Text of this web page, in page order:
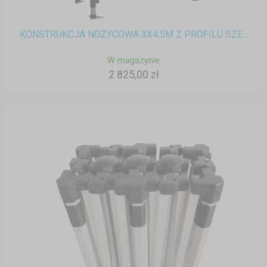
KONSTRUKCJA NOŻYCOWA 3X4,5M Z PROFILU SZE...
W magazynie
2 825,00 zł